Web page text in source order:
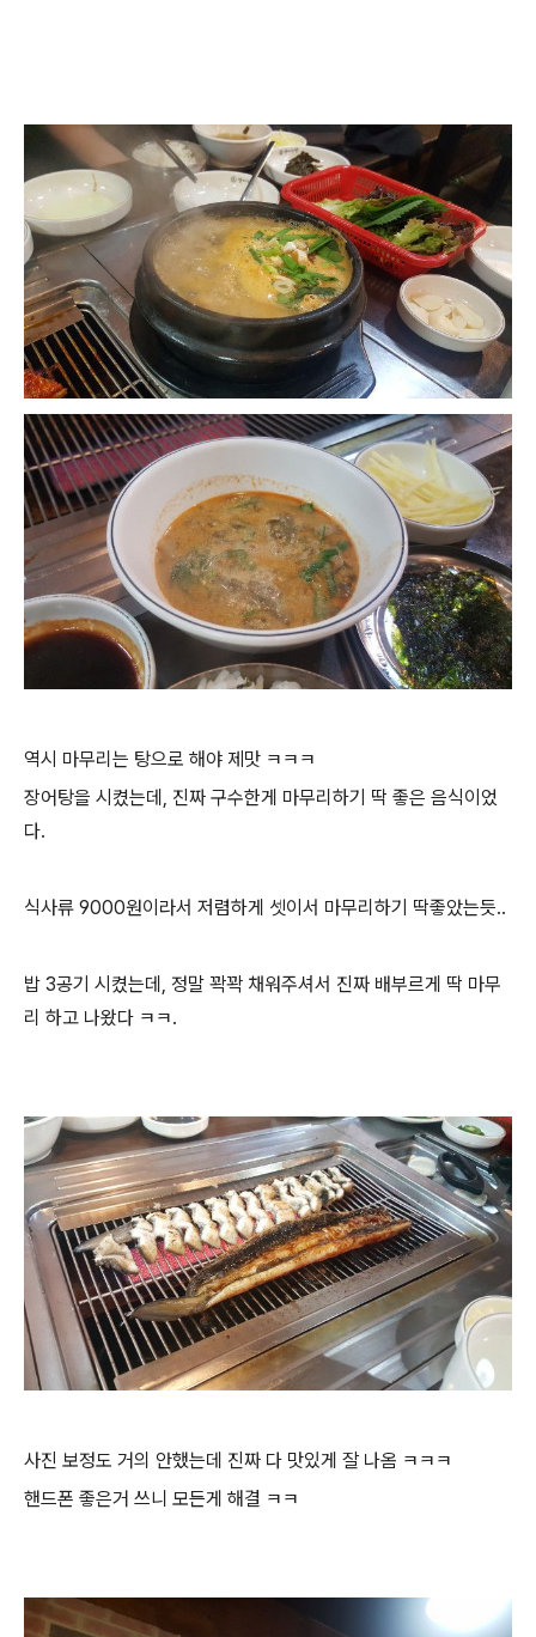
역시 마무리는 탕으로 해야 제맛 ㅋㅋㅋ
장어탕을 시켰는데, 진짜 구수한게 마무리하기 딱 좋은 음식이었
다.
식사류 9000원이라서 저렴하게 셋이서 마무리하기 딱좋았는듯..
밥 3공기 시켰는데, 정말 꽉꽉 채워주셔서 진짜 배부르게 딱 마무
리 하고 나왔다 ㅋㅋ.
사진 보정도 거의 안했는데 진짜 다 맛있게 잘 나옴 ㅋㅋㅋ
핸드폰 좋은거 쓰니 모든게 해결 ㅋㅋ